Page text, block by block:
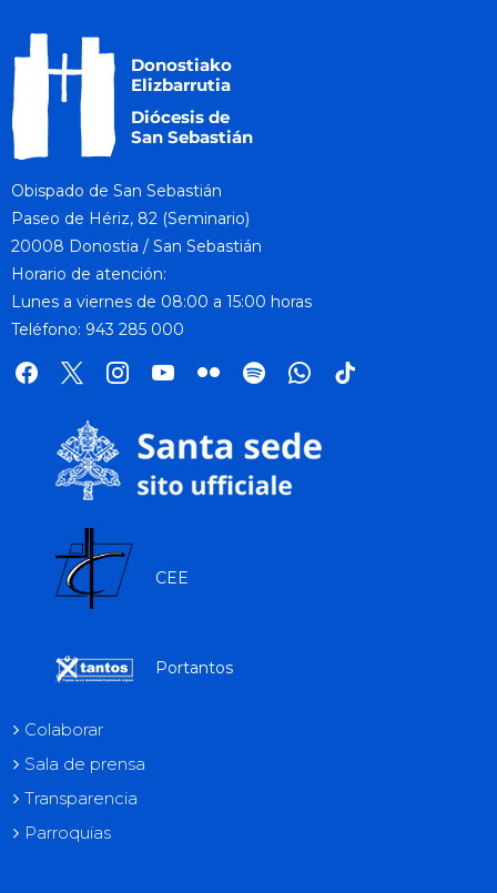
Obispado de San Sebastián
Paseo de Hériz, 82 (Seminario)
20008 Donostia / San Sebastián
Horario de atención:
Lunes a viernes de 08:00 a 15:00 horas
Teléfono: 943 285 000
facebook
x instagramyoutube
flickr spotifywhatsapp
tik
CEE
Portantos
Colaborar
Sala de prensa
Transparencia
Parroquias